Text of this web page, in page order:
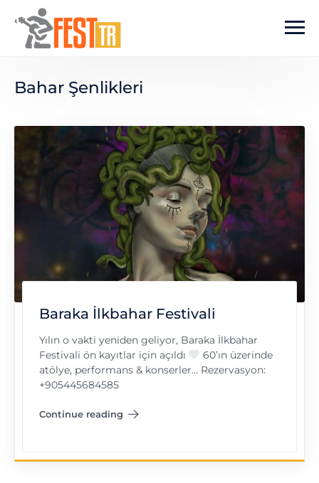
Ana içeriğe atla
Bahar Şenlikleri
Baraka İlkbahar Festivali
Yılın o vakti yeniden geliyor, Baraka İlkbahar
Festivali ön kayıtlar için açıldı
60’ın üzerinde
atölye, performans & konserler… Rezervasyon:
+905445684585
Continue reading
"Baraka İlkbahar Festivali"